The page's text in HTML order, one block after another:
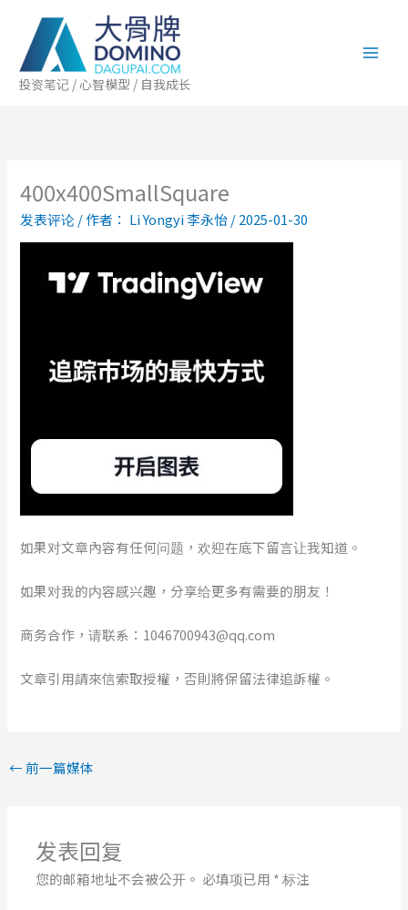
投资笔记 / 心智模型 / 自我成长
400x400SmallSquare
发表评论/ 作者： Li Yongyi 李永怡/2025-01-30
如果对文章內容有任何问题，欢迎在底下留言让我知道。
如果对我的内容感兴趣，分享给更多有需要的朋友！
商务合作，请联系：1046700943@qq.com
文章引用請來信索取授權，否則將保留法律追訴權。
← 前一篇媒体
发表回复
您的邮箱地址不会被公开。 必填项已用 *标注